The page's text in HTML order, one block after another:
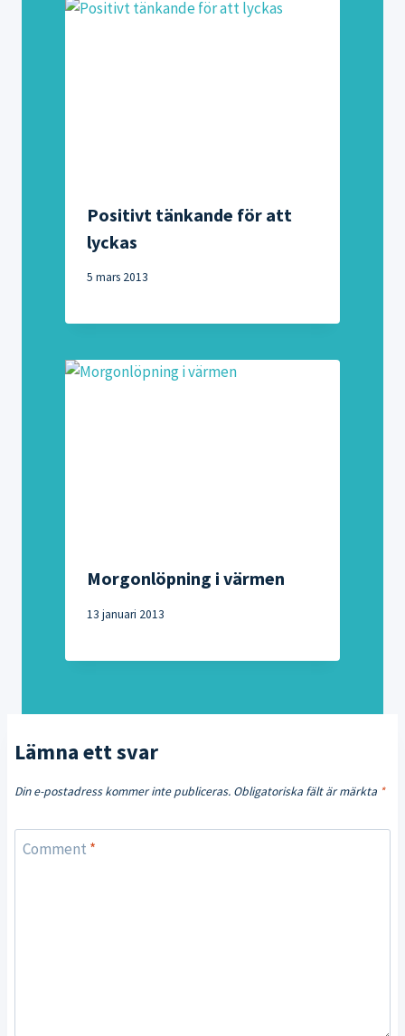
Positivt tänkande för att
lyckas
5 mars 2013
Morgonlöpning i värmen
13 januari 2013
Lämna ett svar
Din e-postadress kommer inte publiceras. Obligatoriska fält är märkta *
Comment *